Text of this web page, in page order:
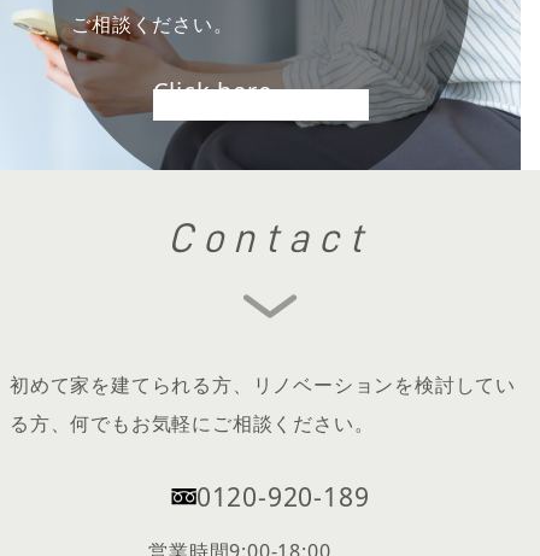
ご相談ください。
Click here
Contact
初めて家を建てられる方、リノベーションを検討してい
る方、何でもお気軽にご相談ください。
0120-920-189